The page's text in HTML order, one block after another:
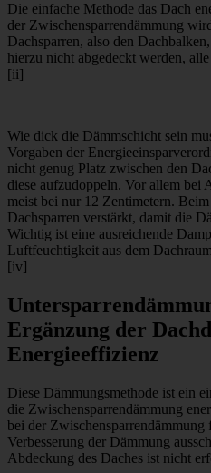
Die einfache Methode das Dach
der Zwischensparrendämmung
Dachsparren, also den
hierzu nicht abgedeckt werden,
[ii]
Wie dick die Dämmschicht sein
Vorgaben der
nicht genug Platz zwischen den
diese aufzudoppeln. Vor allem bei
meist bei nur 12 Zentimetern.
Dachsparren verstärkt, damit die
Wichtig ist eine ausreichende
Luftfeuchtigkeit aus dem
[iv]
Ergänzung der
Energieeffizienz
Diese Dämmungsmethode ist ein
die Zwischensparrendämmung
bei der
Verbesserung der Dämmung
Abdeckung des Daches ist nicht